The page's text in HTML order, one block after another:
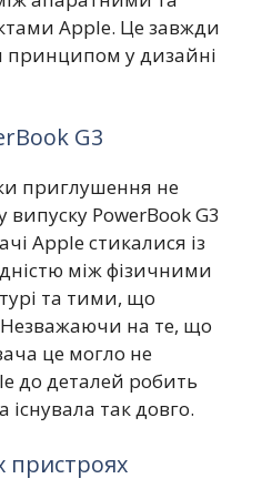
Apple. Це завжди
у дизайні
G3
приглушення не
PowerBook G3
Apple стикалися із
між фізичними
та тими, що
Незважаючи на те, що
це могло не
до деталей робить
так довго.
пристроях